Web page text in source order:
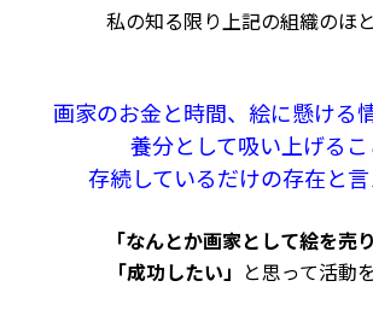
私の知る限り上記の組織のほ
画家のお金と時間、 絵に懸ける
養分として吸い上げるこ
存続しているだけの存在と言
「なんとか画家として絵を売
「成功したい」 と思って活動